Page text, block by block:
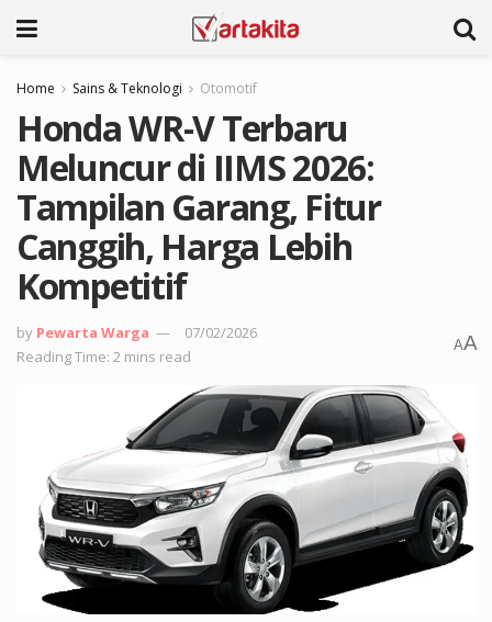
Home Sains & Teknologi Otomotif
Honda WR-V Terbaru
Meluncur di IIMS 2026:
Tampilan Garang, Fitur
Canggih, Harga Lebih
Kompetitif
by Pewarta Warga
07/02/2026
Reading Time: 2 mins read
AA